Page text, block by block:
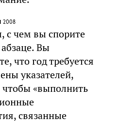
2008
с чем вы спорите
Вы
что год требуется
указателей,
чтобы «выполнить
связанные